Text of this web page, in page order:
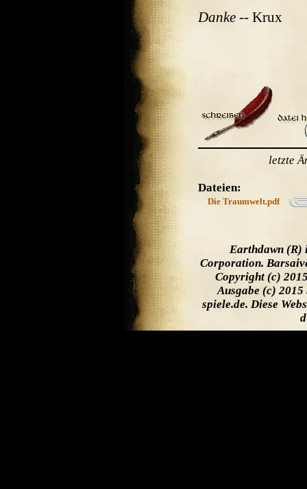
Danke -- Krux
letzte
Dateien:
Die Traumwelt.pdf
Earthdawn (R)
Corporation.
Copyright (c)
Ausgabe (c) 2015
spiele.de. Diese